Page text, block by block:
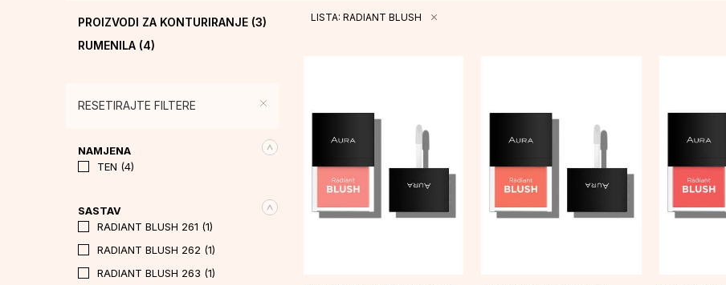
PROIZVODI ZA KONTURIRANJE (3)
RUMENILA (4)
RESETIRAJTE FILTERE
NAMJENA
TEN (4)
SASTAV
RADIANT BLUSH 261 (1)
RADIANT BLUSH 262 (1)
RADIANT BLUSH 263 (1)
LISTA: RADIANT BLUSH